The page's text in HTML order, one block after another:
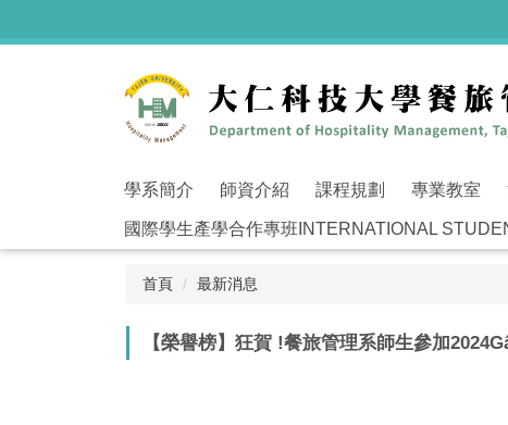
學系簡介 師資介紹 課程規劃 專業教室
國際學生產學合作專班INTERNATIONAL
首頁 最新消息
【榮譽榜】狂賀 !餐旅管理系師生參加